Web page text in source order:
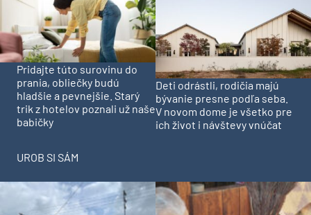
Pridajte túto surovinu do
prania, obliečky budú
hladšie a pevnejšie. Starý
trik z hotelov poznali už naše
babičky
Deti odrástli, rodičia majú
bývanie presne podľa seba.
V novom dome je všetko pre
ich život i návštevy vnúčat
UROB SI SÁM